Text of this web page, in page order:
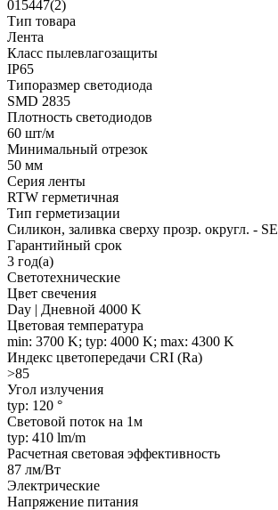
015447(2)
Тип товара
Лента
Класс пылевлагозащиты
IP65
Типоразмер светодиода
SMD 2835
Плотность светодиодов
60 шт/м
Минимальный отрезок
50 мм
Серия ленты
RTW герметичная
Тип герметизации
Силикон, заливка сверху прозр. округл. - SE
Гарантийный срок
3 год(а)
Светотехнические
Цвет свечения
Day | Дневной 4000 K
Цветовая температура
min: 3700 K; typ: 4000 K; max: 4300 K
Индекс цветопередачи CRI (Ra)
>85
Угол излучения
typ: 120 °
Световой поток на 1м
typ: 410 lm/m
Расчетная световая эффективность
87 лм/Вт
Электрические
Напряжение питания